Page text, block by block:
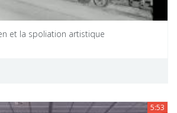
et la spoliation artistique
5:53